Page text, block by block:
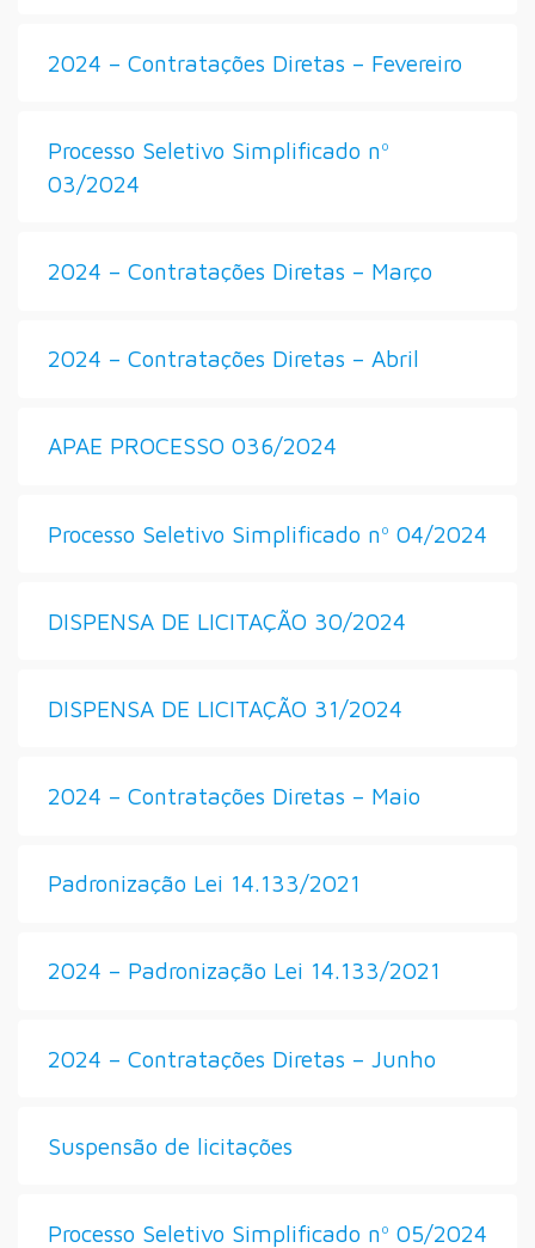
2024 – Contratações Diretas – Fevereiro
Processo Seletivo Simplificado nº
03/2024
2024 – Contratações Diretas – Março
2024 – Contratações Diretas – Abril
APAE PROCESSO 036/2024
Processo Seletivo Simplificado nº 04/2024
DISPENSA DE LICITAÇÃO 30/2024
DISPENSA DE LICITAÇÃO 31/2024
2024 – Contratações Diretas – Maio
Padronização Lei 14.133/2021
2024 – Padronização Lei 14.133/2021
2024 – Contratações Diretas – Junho
Suspensão de licitações
Processo Seletivo Simplificado nº 05/2024